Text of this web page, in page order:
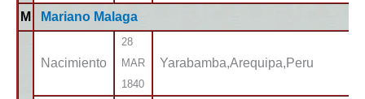
M
Mariano Malaga
Nacimiento
28
MAR
1840
Yarabamba,Arequipa,Peru